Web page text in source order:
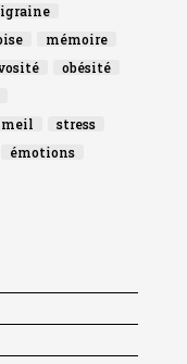
mémoire
obésité
stress
émotions